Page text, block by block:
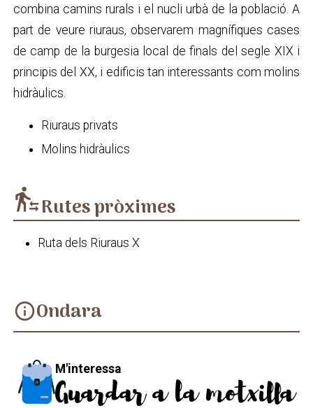
combina camins rurals i el nucli urbà de la població. A
part de veure riuraus, observarem magnífiques cases
de camp de la burgesia local de finals del segle XIX i
principis del XX, i edificis tan interessants com molins
hidràulics.
Riuraus privats
Molins hidràulics
transfer_within_a_stationRutes pròximes
Ruta dels Riuraus X
infoOndara
M'interessa
Guardar a la motxilla